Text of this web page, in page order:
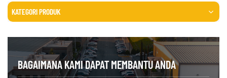
KATEGORI PRODUK
BAGAIMANA KAMI DAPAT MEMBANTU ANDA